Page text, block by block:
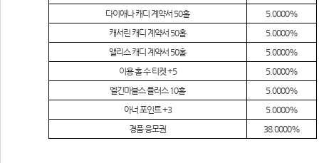
다이애나 캐디 계약서 50홀
5.0000%
캐서린 캐디 계약서 50홀
5.0000%
앨리스 캐디 계약서 50홀
5.0000%
이용 홀 수 티켓 +5
5.0000%
엘긴마블스 플러스 10홀
5.0000%
아너 포인트 +3
5.0000%
경품 응모권
38.0000%